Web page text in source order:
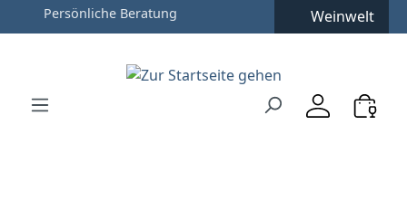
Zum Hauptinhalt springen
Zur Hauptnavigation springen
Weinwelt